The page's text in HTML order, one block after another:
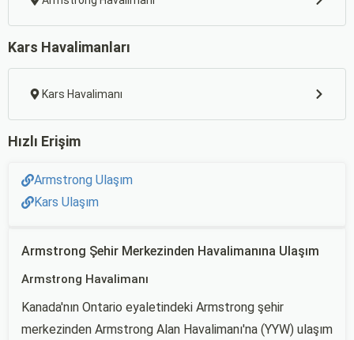
Kars Havalimanları
Kars Havalimanı
Hızlı Erişim
Armstrong Ulaşım
Kars Ulaşım
Armstrong Şehir Merkezinden Havalimanına Ulaşım
Armstrong Havalimanı
Kanada'nın Ontario eyaletindeki Armstrong şehir
merkezinden Armstrong Alan Havalimanı'na (YYW) ulaşım